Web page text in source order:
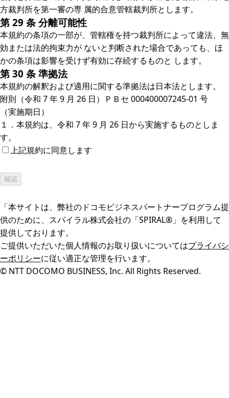
方裁判所を第一審の専 属的合意管轄裁判所とします。
第 29 条 分離可能性
本規約の条項の一部が、管轄権を持つ裁判所によって違法、無
効または法的拘束力が ないと判断された場合であっても、ほ
かの条項は影響を受けず有効に存続するものと します。
第 30 条 準拠法
本規約の解釈および適用に関する準拠法は日本法とします。
附則（令和 7 年 9 月 26 日）ＰＢセ 000400007245-01 号
（実施期日）
１．本規約は、令和 7 年 9 月 26 日から実施するものとしま
す。
上記規約に同意します
「本サイトは、弊社のドコモビジネスパートナープログラム提
供のために、スパイラル株式会社の「SPIRAL®」を利用して
提供しております。
ご提供いただいた個人情報のお取り扱いについてはプライバシ
ーポリシーに従い適正な管理を行います。
© NTT DOCOMO BUSINESS, Inc. All Rights Reserved.